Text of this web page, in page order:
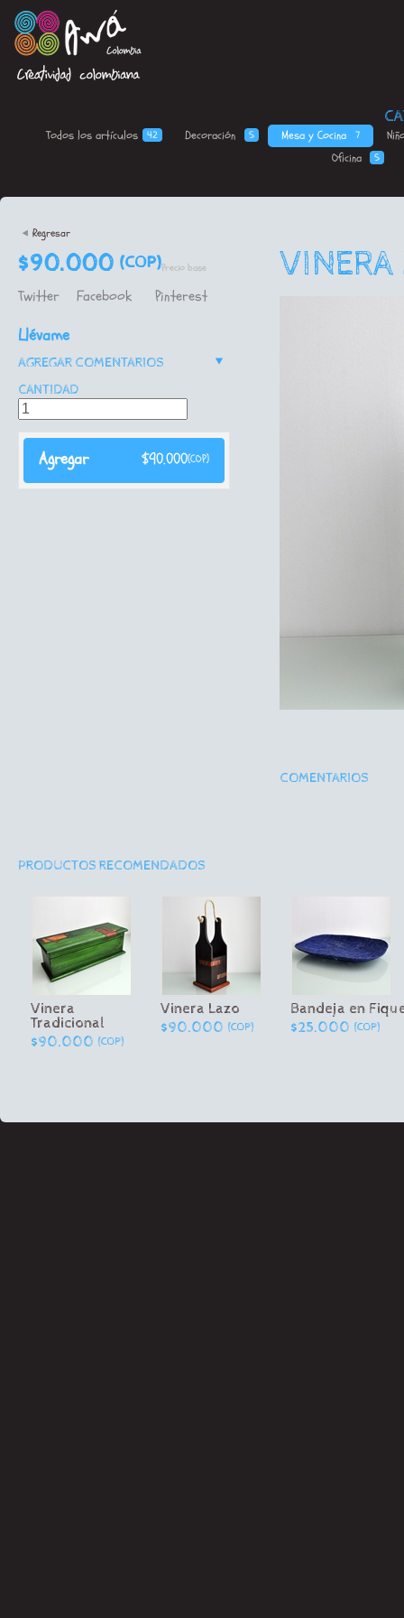
Todos losartículos 42 Decoración 5 Mesa y Cocina 7
Oficina
5
< Regresar
VINERA
$90.000 (COP)Precio base
Twitter Facebook Pinterest
Llévame
AGREGAR COMENTARIOS v
CANTIDAD
Agregar $90.000(COP)
COMENTARIOS
PRODUCTOS RECOMENDADOS
Vinera
Tradicional
$90.000 (COP)
Vinera Lazo
$90.000 (COP)
Bandeja en
$25.000 (COP)